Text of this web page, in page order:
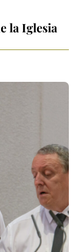
la Iglesia